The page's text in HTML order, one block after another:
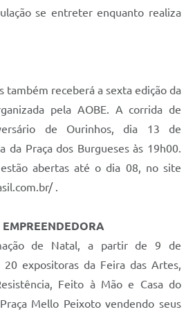
se entreter enquanto realiza
também receberá a sexta edição da
pela AOBE. A corrida de
de Ourinhos, dia 13 de
da Praça dos Burgueses às 19h00.
abertas até o dia 08, no site
.
de Natal, a partir de 9 de
expositoras da Feira das Artes,
Feito à Mão e Casa do
Mello Peixoto vendendo seus